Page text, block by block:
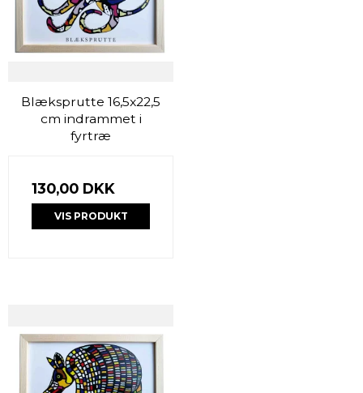
Blæksprutte 16,5x22,5
cm indrammet i
fyrtræ
130,00 DKK
VIS PRODUKT